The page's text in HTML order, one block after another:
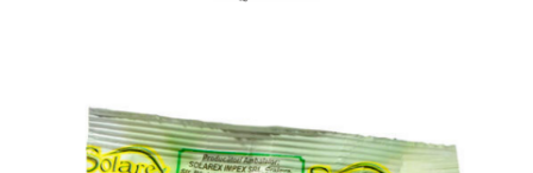
Adapatori